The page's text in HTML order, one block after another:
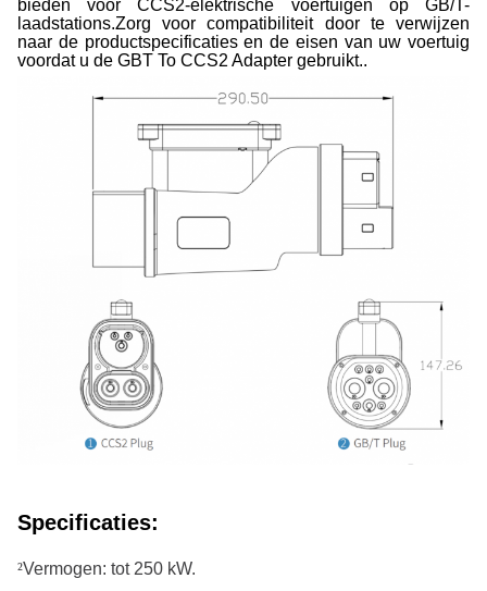
bieden voor CCS2-elektrische voertuigen op GB/T-
laadstations.Zorg voor compatibiliteit door te verwijzen
naar de productspecificaties en de eisen van uw voertuig
voordat u de GBT To CCS2 Adapter gebruikt..
Specificaties:
²Vermogen: tot 250 kW.